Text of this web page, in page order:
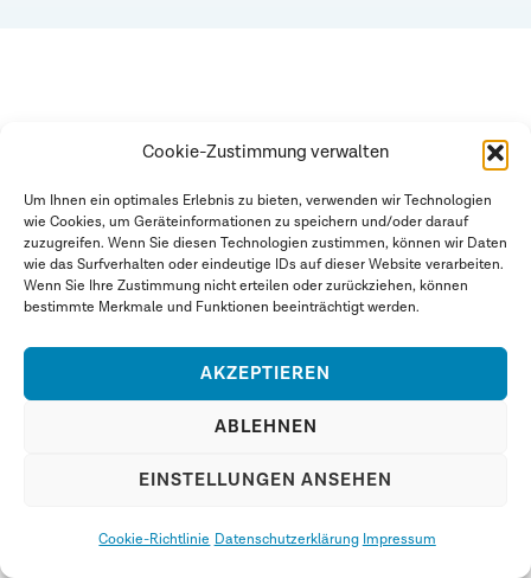
Cookie-Zustimmung verwalten
Um Ihnen ein optimales Erlebnis zu bieten, verwenden wir Technologien
wie Cookies, um Geräteinformationen zu speichern und/oder darauf
zuzugreifen. Wenn Sie diesen Technologien zustimmen, können wir Daten
wie das Surfverhalten oder eindeutige IDs auf dieser Website verarbeiten.
Wenn Sie Ihre Zustimmung nicht erteilen oder zurückziehen, können
bestimmte Merkmale und Funktionen beeinträchtigt werden.
AKZEPTIEREN
ABLEHNEN
EINSTELLUNGEN ANSEHEN
Cookie-Richtlinie Datenschutzerklärung Impressum
FOLGEN SIE UNS
Cookie-Richtlinie (EU)